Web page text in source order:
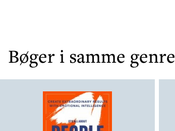
Bøger i samme genre